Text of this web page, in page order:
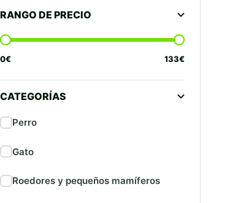
RANGO DE PRECIO
0€ 133€
CATEGORÍAS
Perro
Gato
Roedores y pequeños mamíferos